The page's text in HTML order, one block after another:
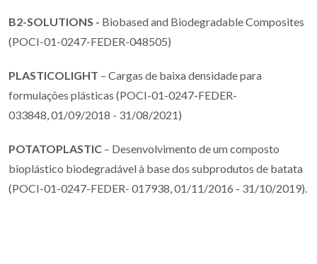
B2-SOLUTIONS - Biobased and Biodegradable Composites
(POCI-01-0247-FEDER-048505)
PLASTICOLIGHT – Cargas de baixa densidade para
formulações plásticas (POCI-01-0247-FEDER-
033848, 01/09/2018 - 31/08/2021)
POTATOPLASTIC – Desenvolvimento de um composto
bioplástico biodegradável à base dos subprodutos de batata
(POCI-01-0247-FEDER- 017938, 01/11/2016 - 31/10/2019).